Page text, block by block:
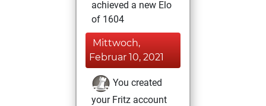
achieved a new Elo
of 1604
Mittwoch,
Februar 10, 2021
You created
your Fritz account